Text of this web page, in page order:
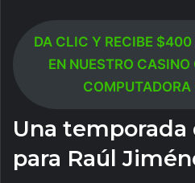
DA CLIC Y RECIBE $400
EN NUESTRO CASINO
COMPUTADORA
Una
para Raúl